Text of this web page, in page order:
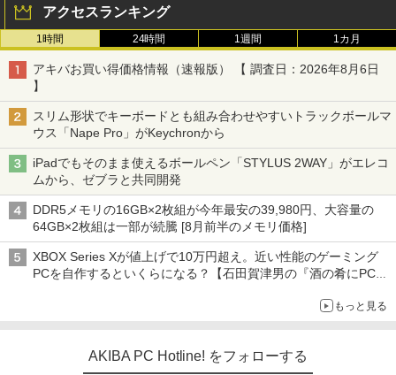
アクセスランキング
1時間 24時間 1週間 1カ月
アキバお買い得価格情報（速報版） 【 調査日：2026年8月6日
】
スリム形状でキーボードとも組み合わせやすいトラックボールマ
ウス「Nape Pro」がKeychronから
iPadでもそのまま使えるボールペン「STYLUS 2WAY」がエレコ
ムから、ゼブラと共同開発
DDR5メモリの16GB×2枚組が今年最安の39,980円、大容量の
64GB×2枚組は一部が続騰 [8月前半のメモリ価格]
XBOX Series Xが値上げで10万円超え。近い性能のゲーミング
PCを自作するといくらになる？【石田賀津男の『酒の肴にPCゲ
もっと見る
AKIBA PC Hotline! をフォローする